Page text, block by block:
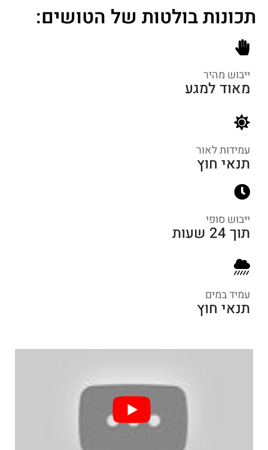
תכונות בולטות של הטושים:
ייבוש מהיר
מאוד למגע
עמידות לאור
תנאי חוץ
ייבוש סופי
תוך 24 שעות
עמיד במים
תנאי חוץ